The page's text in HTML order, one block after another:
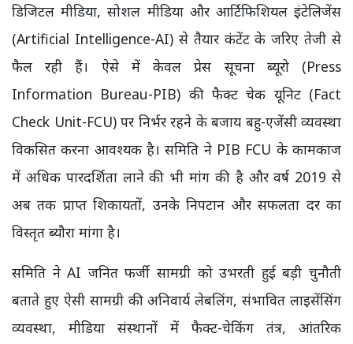
डिजिटल मीडिया, सोशल मीडिया और आर्टिफिशियल इंटेलिजेंस
(Artificial Intelligence-AI) से तैयार कंटेंट के जरिए तेजी से
फैल रही हैं। ऐसे में केवल प्रेस सूचना ब्यूरो (Press
Information Bureau-PIB) की फैक्ट चेक यूनिट (Fact
Check Unit-FCU) पर निर्भर रहने के बजाय बहु-एजेंसी व्यवस्था
विकसित करना आवश्यक है। समिति ने PIB FCU के कामकाज
में अधिक पारदर्शिता लाने की भी मांग की है और वर्ष 2019 से
अब तक प्राप्त शिकायतों, उनके निपटान और सफलता दर का
विस्तृत ब्यौरा मांगा है।
समिति ने AI जनित फर्जी सामग्री को उभरती हुई बड़ी चुनौती
बताते हुए ऐसी सामग्री की अनिवार्य लेबलिंग, संभावित लाइसेंसिंग
व्यवस्था, मीडिया संस्थानों में फैक्ट-चेकिंग तंत्र, आंतरिक